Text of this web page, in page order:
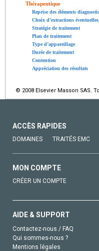
Thérapeutique
Reprise des éléments
Choix d’extractions
Stratégie de traitement
Plan de traitement
Type d’appareillage
Durée de traitement
Contention
Appréciation des résultats
© 2008 Elsevier Masson SAS.
ACCÈS RAPIDES
DOMAINES TRAITÉS EMC
MON COMPTE
CRÉER UN COMPTE
AIDE & SUPPORT
Contactez-nous / FAQ
Qui sommes-nous ?
Mentions légales